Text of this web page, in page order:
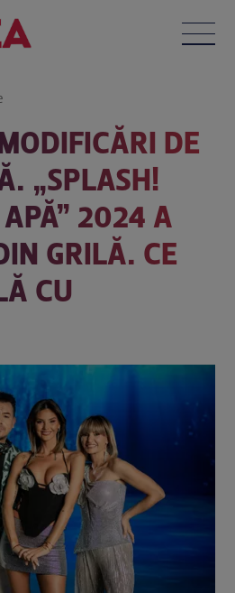
DE
„SPLASH!
2024 A
GRILĂ. CE
CU